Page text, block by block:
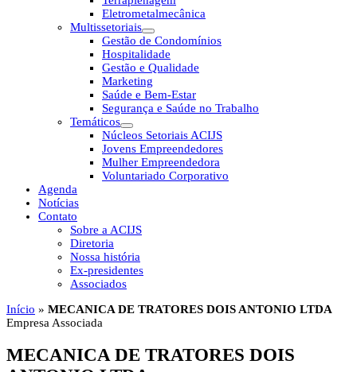
Eletrometalmecânica
Multissetoriais
Gestão de Condomínios
Hospitalidade
Gestão e Qualidade
Marketing
Saúde e Bem-Estar
Segurança e Saúde no Trabalho
Temáticos
Núcleos Setoriais ACIJS
Jovens Empreendedores
Mulher Empreendedora
Voluntariado Corporativo
Agenda
Notícias
Contato
Sobre a ACIJS
Diretoria
Nossa história
Ex-presidentes
Associados
Início » MECANICA DE TRATORES DOIS ANTONIO LTDA
Empresa Associada
MECANICA DE TRATORES DOIS